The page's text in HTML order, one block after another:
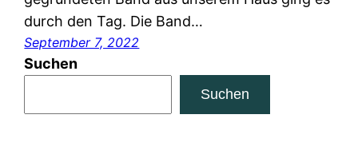
durch den Tag. Die Band…
September 7, 2022
Suchen
Suchen